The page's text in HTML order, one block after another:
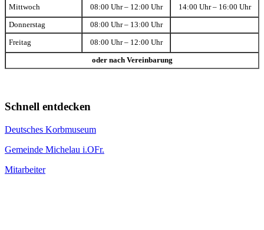
Mittwoch 08:00 Uhr – 12:00 Uhr 14:00 Uhr – 16:00 Uhr
Donnerstag 08:00 Uhr – 13:00 Uhr
Freitag 08:00 Uhr – 12:00 Uhr
oder nach Vereinbarung
Schnell entdecken
Deutsches Korbmuseum
Gemeinde Michelau i.OFr.
Mitarbeiter